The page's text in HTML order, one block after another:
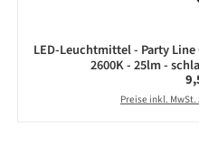
LED-Leuchtmittel - Party
2600K - 25lm -
Preise inkl.